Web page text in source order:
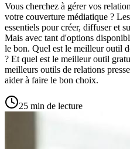
Vous cherchez à gérer vos
votre couverture médiatique ?
essentiels pour créer, diffuser et
Mais avec tant d'options
le bon. Quel est le meilleur outil
? Et quel est le meilleur outil
meilleurs outils de relations
aider à faire le bon choix.
25 min de lecture